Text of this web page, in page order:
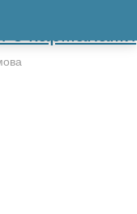
с карманами